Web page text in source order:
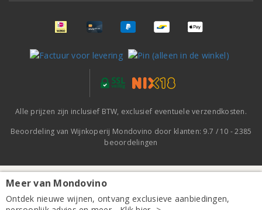
Wijnkist met 2 Château Mourgues du Grès Costières
de Nîmes Galets Rouges
Alle prijzen zijn inclusief BTW, exclusief eventuele verzendkosten.
Beoordeling van Wijnkoperij Mondovino door klanten: 9.7 / 10 -2385
beoordelingen
Meer van Mondovino
Ontdek nieuwe wijnen, ontvang exclusieve aanbiedingen,